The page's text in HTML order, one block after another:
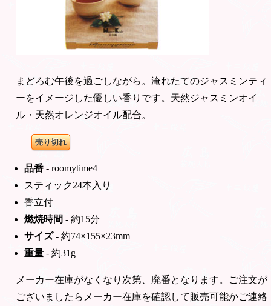
まどろむ午後を過ごしながら。淹れたてのジャスミンティ
ーをイメージした優しい香りです。天然ジャスミンオイ
ル・天然オレンジオイル配合。
売り切れ
品番 - roomytime4
スティック24本入り
香立付
燃焼時間 - 約15分
サイズ- 約74×155×23mm
重量 - 約31g
メーカー在庫がなくなり次第、廃番となります。ご注文が
ございましたらメーカー在庫を確認して販売可能かご連絡